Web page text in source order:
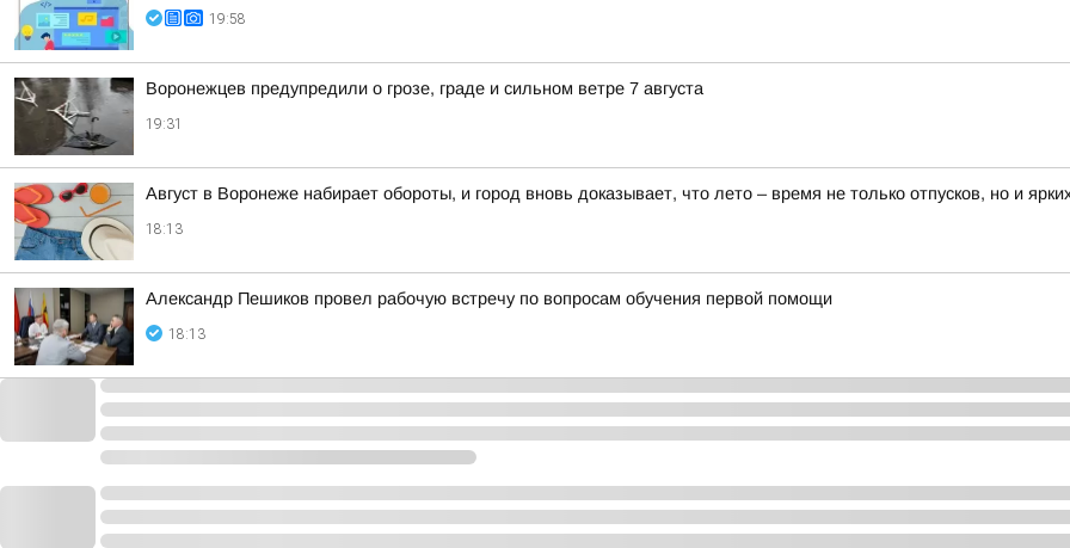
19:58
Воронежцев предупредили о грозе, граде и сильном ветре 7 августа
19:31
Август в Воронеже набирает обороты, и город вновь доказывает, что лето – время не только отпусков, но и
18:13
Александр Пешиков провел рабочую встречу по вопросам обучения первой помощи
18:13